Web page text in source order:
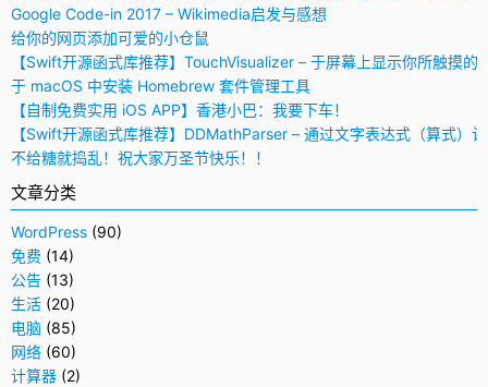
Google Code-in 2017 – Wikimedia启发与感想
给你的网页添加可爱的小仓鼠
【Swift开源函式库推荐】TouchVisualizer – 于屏幕上显示你所触摸的
于 macOS 中安装 Homebrew 套件管理工具
【自制免费实用 iOS APP】香港小巴：我要下车！
【Swift开源函式库推荐】DDMathParser – 通过文字表达式（算式）
不给糖就捣乱！祝大家万圣节快乐！！
文章分类
WordPress (90)
免费 (14)
公告 (13)
生活 (20)
电脑 (85)
网络 (60)
计算器 (2)